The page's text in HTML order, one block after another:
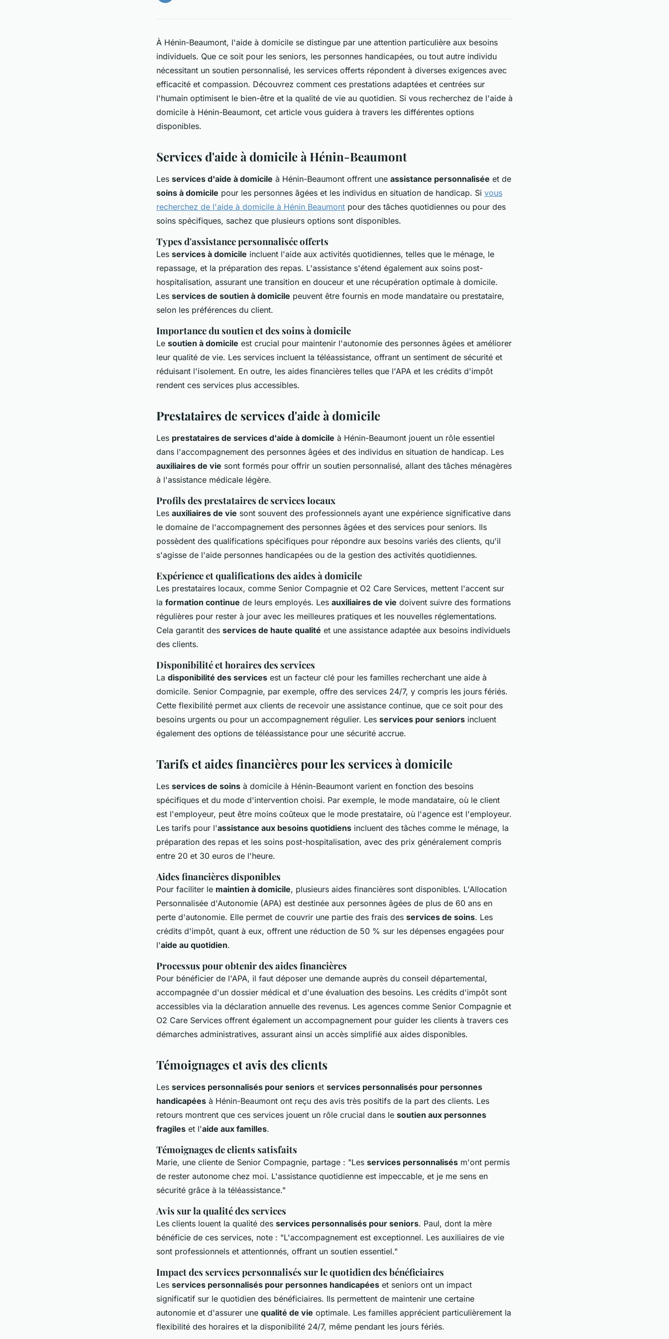
À Hénin-Beaumont, l'aide à domicile se distingue par une attention particulière aux besoins
individuels. Que ce soit pour les seniors, les personnes handicapées, ou tout autre individu
nécessitant un soutien personnalisé, les services offerts répondent à diverses exigences avec
efficacité et compassion. Découvrez comment ces prestations adaptées et centrées sur
l'humain optimisent le bien-être et la qualité de vie au quotidien. Si vous recherchez de l'aide à
domicile à Hénin-Beaumont, cet article vous guidera à travers les différentes options
disponibles.
Services d'aide à domicile à Hénin-Beaumont
Les services d'aide à domicile à Hénin-Beaumont offrent une assistance personnalisée et de
soins à domicile pour les personnes âgées et les individus en situation de handicap. Si vous
recherchez de l'aide à domicile à Hénin Beaumont pour des tâches quotidiennes ou pour des
soins spécifiques, sachez que plusieurs options sont disponibles.
Types d'assistance personnalisée offerts
Les services à domicile incluent l'aide aux activités quotidiennes, telles que le ménage, le
repassage, et la préparation des repas. L'assistance s'étend également aux soins post-
hospitalisation, assurant une transition en douceur et une récupération optimale à domicile.
Les services de soutien à domicile peuvent être fournis en mode mandataire ou prestataire,
selon les préférences du client.
Importance du soutien et des soins à domicile
Le soutien à domicile est crucial pour maintenir l'autonomie des personnes âgées et améliorer
leur qualité de vie. Les services incluent la téléassistance, offrant un sentiment de sécurité et
réduisant l'isolement. En outre, les aides financières telles que l'APA et les crédits d'impôt
rendent ces services plus accessibles.
Prestataires de services d'aide à domicile
Les prestataires de services d'aide à domicile à Hénin-Beaumont jouent un rôle essentiel
dans l'accompagnement des personnes âgées et des individus en situation de handicap. Les
auxiliaires de vie sont formés pour offrir un soutien personnalisé, allant des tâches ménagères
à l'assistance médicale légère.
Profils des prestataires de services locaux
Les auxiliaires de vie sont souvent des professionnels ayant une expérience significative dans
le domaine de l'accompagnement des personnes âgées et des services pour seniors. Ils
possèdent des qualifications spécifiques pour répondre aux besoins variés des clients, qu'il
s'agisse de l'aide personnes handicapées ou de la gestion des activités quotidiennes.
Expérience et qualifications des aides à domicile
Les prestataires locaux, comme Senior Compagnie et O2 Care Services, mettent l'accent sur
la formation continue de leurs employés. Les auxiliaires de vie doivent suivre des formations
régulières pour rester à jour avec les meilleures pratiques et les nouvelles réglementations.
Cela garantit des services de haute qualité et une assistance adaptée aux besoins individuels
des clients.
Disponibilité et horaires des services
La disponibilité des services est un facteur clé pour les familles recherchant une aide à
domicile. Senior Compagnie, par exemple, offre des services 24/7, y compris les jours fériés.
Cette flexibilité permet aux clients de recevoir une assistance continue, que ce soit pour des
besoins urgents ou pour un accompagnement régulier. Les services pour seniors incluent
également des options de téléassistance pour une sécurité accrue.
Tarifs et aides financières pour les services à domicile
Les services de soins à domicile à Hénin-Beaumont varient en fonction des besoins
spécifiques et du mode d'intervention choisi. Par exemple, le mode mandataire, où le client
est l'employeur, peut être moins coûteux que le mode prestataire, où l'agence est l'employeur.
Les tarifs pour l'assistance aux besoins quotidiens incluent des tâches comme le ménage, la
préparation des repas et les soins post-hospitalisation, avec des prix généralement compris
entre 20 et 30 euros de l'heure.
Aides financières disponibles
Pour faciliter le maintien à domicile, plusieurs aides financières sont disponibles. L'Allocation
Personnalisée d'Autonomie (APA) est destinée aux personnes âgées de plus de 60 ans en
perte d'autonomie. Elle permet de couvrir une partie des frais des services de soins. Les
crédits d'impôt, quant à eux, offrent une réduction de 50 % sur les dépenses engagées pour
l'aide au quotidien.
Processus pour obtenir des aides financières
Pour bénéficier de l'APA, il faut déposer une demande auprès du conseil départemental,
accompagnée d'un dossier médical et d'une évaluation des besoins. Les crédits d'impôt sont
accessibles via la déclaration annuelle des revenus. Les agences comme Senior Compagnie et
O2 Care Services offrent également un accompagnement pour guider les clients à travers ces
démarches administratives, assurant ainsi un accès simplifié aux aides disponibles.
Témoignages et avis des clients
Les services personnalisés pour seniors et services personnalisés pour personnes
handicapées à Hénin-Beaumont ont reçu des avis très positifs de la part des clients. Les
retours montrent que ces services jouent un rôle crucial dans le soutien aux personnes
fragiles et l'aide aux familles.
Témoignages de clients satisfaits
Marie, une cliente de Senior Compagnie, partage : "Les services personnalisés m'ont permis
de rester autonome chez moi. L'assistance quotidienne est impeccable, et je me sens en
sécurité grâce à la téléassistance."
Avis sur la qualité des services
Les clients louent la qualité des services personnalisés pour seniors. Paul, dont la mère
bénéficie de ces services, note : "L'accompagnement est exceptionnel. Les auxiliaires de vie
sont professionnels et attentionnés, offrant un soutien essentiel."
Impact des services personnalisés sur le quotidien des bénéficiaires
Les services personnalisés pour personnes handicapées et seniors ont un impact
significatif sur le quotidien des bénéficiaires. Ils permettent de maintenir une certaine
autonomie et d'assurer une qualité de vie optimale. Les familles apprécient particulièrement la
flexibilité des horaires et la disponibilité 24/7, même pendant les jours fériés.